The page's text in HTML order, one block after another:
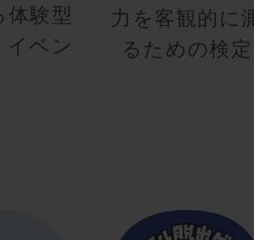
体験型
イベン
力を客観的に
るための検定